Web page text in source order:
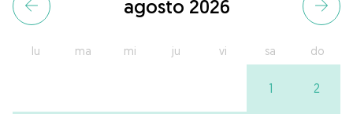
agosto 2026
lu ma mi ju vi sa do
1 2